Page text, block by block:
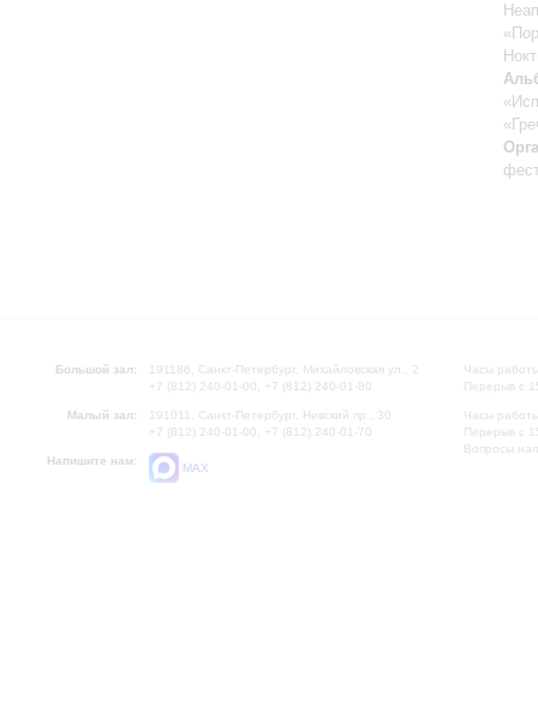
Большой зал:
191186, Санкт-Петербург, Михайловская ул., 2
+7 (812) 240-01-00, +7 (812) 240-01-80
Малый зал:
191011, Санкт-Петербург, Невский пр., 30
+7 (812) 240-01-00, +7 (812) 240-01-70
Напишите нам:
MAX
Часы
Перерыв с
Часы
Перерыв с
Вопросы